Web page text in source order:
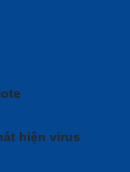
hiện virus